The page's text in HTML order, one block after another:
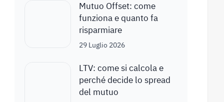
Mutuo Offset: come
funziona e quanto fa
risparmiare
29 Luglio 2026
LTV: come si calcola e
perché decide lo spread
del mutuo